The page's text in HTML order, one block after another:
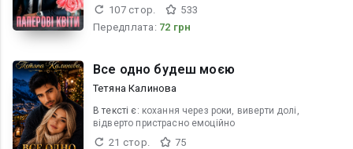
107 стор.
533
Передплата: 72 грн
Все одно будеш моєю
Тетяна Калинова
В текcті є: кохання через роки, виверти долі,
відверто пристрасно емоційно
21 стор.
75